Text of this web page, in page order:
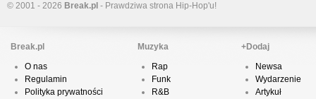
© 2001 - 2026 Break.pl - Prawdziwa strona Hip-Hop'u!
Break.pl
O nas
Regulamin
Polityka prywatności
Muzyka
Rap
Funk
R&B
+Dodaj
Newsa
Wydarzenie
Artykuł